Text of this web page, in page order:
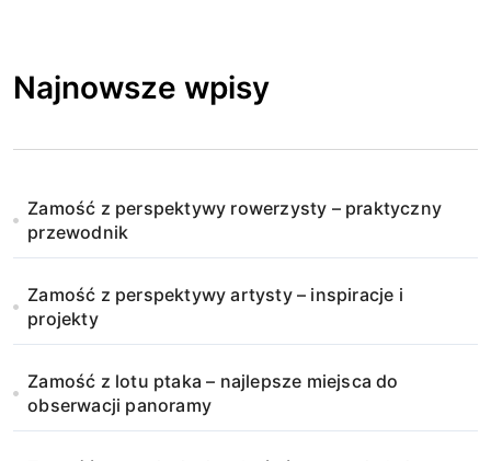
Najnowsze wpisy
Zamość z perspektywy rowerzysty – praktyczny
przewodnik
Zamość z perspektywy artysty – inspiracje i
projekty
Zamość z lotu ptaka – najlepsze miejsca do
obserwacji panoramy